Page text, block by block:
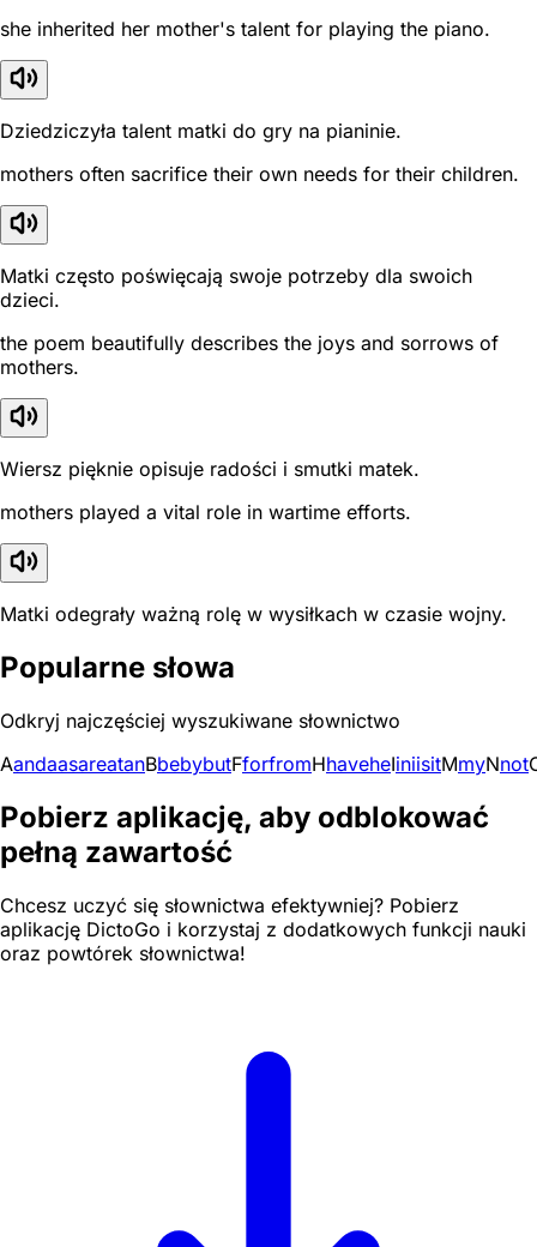
she inherited her mother's talent for playing the piano.
Dziedziczyła talent matki do gry na pianinie.
mothers often sacrifice their own needs for their children.
Matki często poświęcają swoje potrzeby dla swoich
dzieci.
the poem beautifully describes the joys and sorrows of
mothers.
Wiersz pięknie opisuje radości i smutki matek.
mothers played a vital role in wartime efforts.
Matki odegrały ważną rolę w wysiłkach w czasie wojny.
Popularne słowa
Odkryj najczęściej wyszukiwane słownictwo
AandaasareatanBbebybutFforfromHhaveheIiniisitMmyNnot
Pobierz aplikację, aby odblokować
pełną zawartość
Chcesz uczyć się słownictwa efektywniej? Pobierz
aplikację DictoGo i korzystaj z dodatkowych funkcji nauki
oraz powtórek słownictwa!